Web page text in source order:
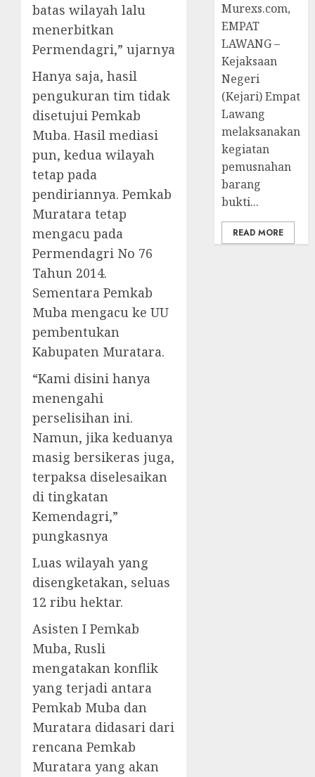
batas wilayah lalu
menerbitkan
Permendagri,” ujarnya
Hanya saja, hasil
pengukuran tim tidak
disetujui Pemkab
Muba. Hasil mediasi
pun, kedua wilayah
tetap pada
pendiriannya. Pemkab
Muratara tetap
mengacu pada
Permendagri No 76
Tahun 2014.
Sementara Pemkab
Muba mengacu ke UU
pembentukan
Kabupaten Muratara.
“Kami disini hanya
menengahi
perselisihan ini.
Namun, jika keduanya
masig bersikeras juga,
terpaksa diselesaikan
di tingkatan
Kemendagri,”
pungkasnya
Luas wilayah yang
disengketakan, seluas
12 ribu hektar.
Asisten I Pemkab
Muba, Rusli
mengatakan konflik
yang terjadi antara
Pemkab Muba dan
Muratara didasari dari
rencana Pemkab
Muratara yang akan
‎Murexs.com,
EMPAT
LAWANG –
Kejaksaan
Negeri
(Kejari) Empat
Lawang
melaksanakan
kegiatan
pemusnahan
barang
bukti...
READ MORE